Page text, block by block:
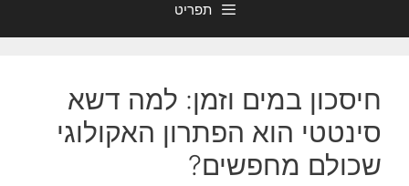
תפריט
חיסכון במים וזמן: למה דשא
סינטטי הוא הפתרון האקולוגי
שכולם מחפשים?